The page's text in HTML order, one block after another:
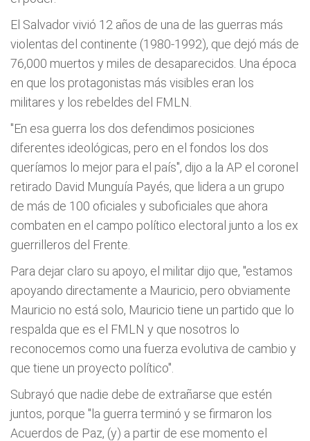
El Salvador vivió 12 años de una de las guerras más
violentas del continente (1980-1992), que dejó más de
76,000 muertos y miles de desaparecidos. Una época
en que los protagonistas más visibles eran los
militares y los rebeldes del FMLN.
"En esa guerra los dos defendimos posiciones
diferentes ideológicas, pero en el fondos los dos
queríamos lo mejor para el país", dijo a la AP el coronel
retirado David Munguía Payés, que lidera a un grupo
de más de 100 oficiales y suboficiales que ahora
combaten en el campo político electoral junto a los ex
guerrilleros del Frente.
Para dejar claro su apoyo, el militar dijo que, "estamos
apoyando directamente a Mauricio, pero obviamente
Mauricio no está solo, Mauricio tiene un partido que lo
respalda que es el FMLN y que nosotros lo
reconocemos como una fuerza evolutiva de cambio y
que tiene un proyecto político".
Subrayó que nadie debe de extrañarse que estén
juntos, porque "la guerra terminó y se firmaron los
Acuerdos de Paz, (y) a partir de ese momento el